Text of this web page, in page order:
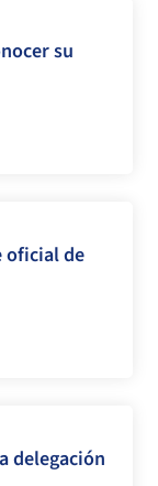
su
oficial de
delegación